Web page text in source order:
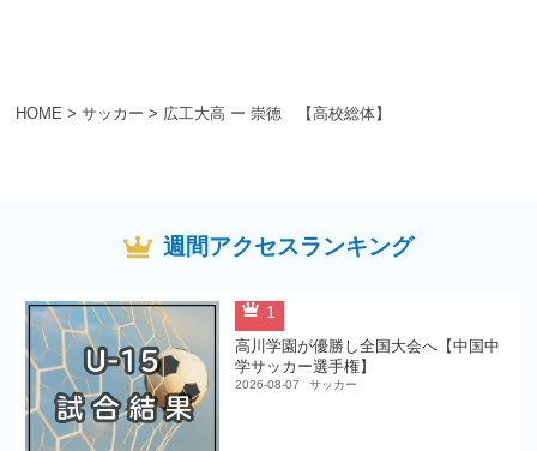
HOME > サッカー > 広工大高 ー 崇徳 【高校総体】
週間アクセスランキング
1
高川学園が優勝し全国大会へ【中国中
学サッカー選手権】
2026-08-07 サッカー